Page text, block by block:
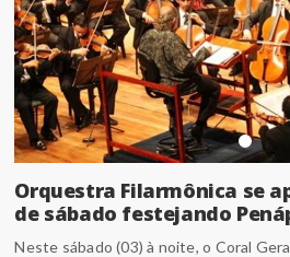
Orquestra Filarmônica se
de sábado festejando
Neste sábado (03) à noite, o Coral